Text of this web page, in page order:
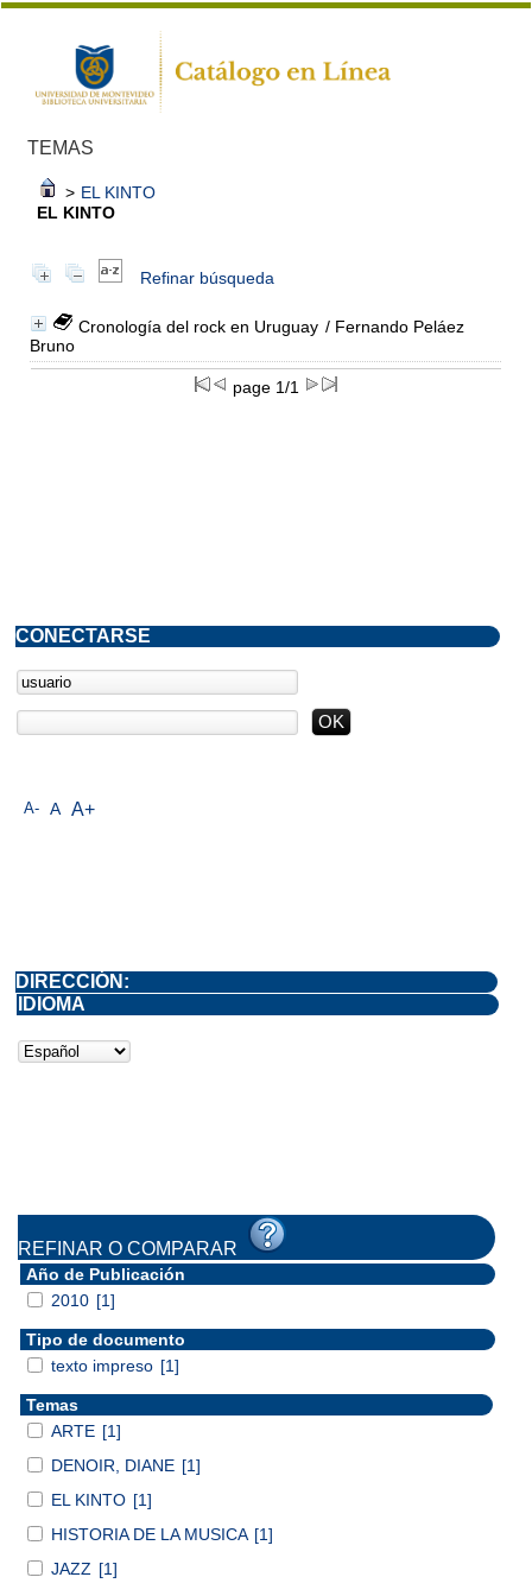
TEMAS
> EL KINTO
EL KINTO
Refinar búsqueda
Cronología del rock en Uruguay / Fernando Peláez
Bruno
page 1/1
A- A A+
CONECTARSE
DIRECCIÓN:
IDIOMA
REFINAR O COMPARAR
Año de Publicación
2010 [1]
Tipo de documento
texto impreso [1]
Temas
ARTE [1]
DENOIR, DIANE [1]
EL KINTO [1]
HISTORIA DE LA MUSICA [1]
JAZZ [1]